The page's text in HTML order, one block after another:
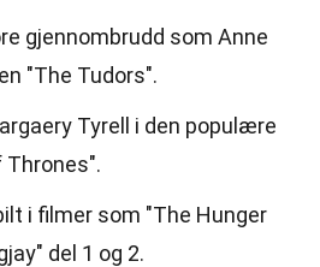
gjennombrudd som Anne
"The Tudors".
Tyrell i den populære
Thrones".
i filmer som "The Hunger
del 1 og 2.